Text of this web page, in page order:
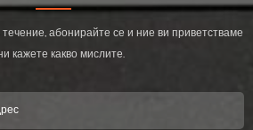
абонирайте се и ние ви приветстваме
кажете какво мислите.